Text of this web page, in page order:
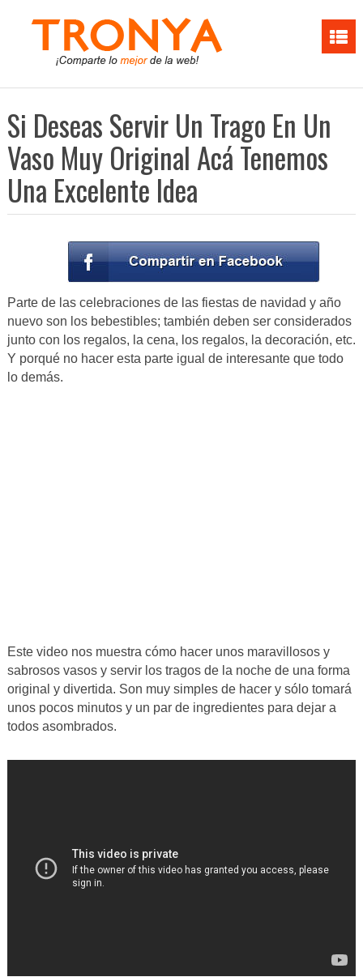
Si Deseas Servir Un Trago En Un
Vaso Muy Original Acá Tenemos
Una Excelente Idea
Parte de las celebraciones de las fiestas de navidad y año
nuevo son los bebestibles; también deben ser considerados
junto con los regalos, la cena, los regalos, la decoración, etc.
Y porqué no hacer esta parte igual de interesante que todo
lo demás.
Este video nos muestra cómo hacer unos maravillosos y
sabrosos vasos y servir los tragos de la noche de una forma
original y divertida. Son muy simples de hacer y sólo tomará
unos pocos minutos y un par de ingredientes para dejar a
todos asombrados.